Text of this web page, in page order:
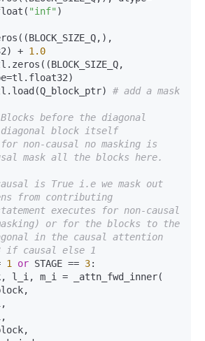
"inf" )
+ 1.0
tl.load(Q_block_ptr)
before the diagonal
diagonal block itself
non-causal no masking is
mask all the blocks here.
is True i.e we mask out
from contributing
executes for non-causal
or for the blocks to the
in the causal attention
if causal else 1
1 or STAGE == 3: